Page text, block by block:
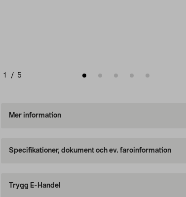
1 / 5
Mer information
Specifikationer, dokument och ev. faroinformation
Trygg E-Handel